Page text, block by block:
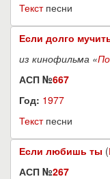
Текстпесни
Если долго
из кинофильма «
АСП №667
Год: 1977
Текстпесни
Если любишь ты (
АСП №267